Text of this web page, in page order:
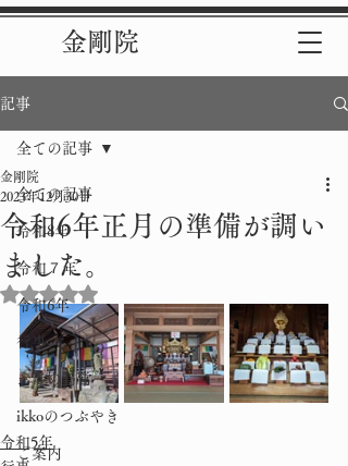
金剛院
記事
全ての記事
令和8年
令和７年
令和6年
行事
お寺の日常
ikkoのつぶやき
ご案内
全ての記事
令和6年正月の準備が調い
ました。
金剛院
2023年12月30日
5つ星のうちNaNと評価されています。
令和5年